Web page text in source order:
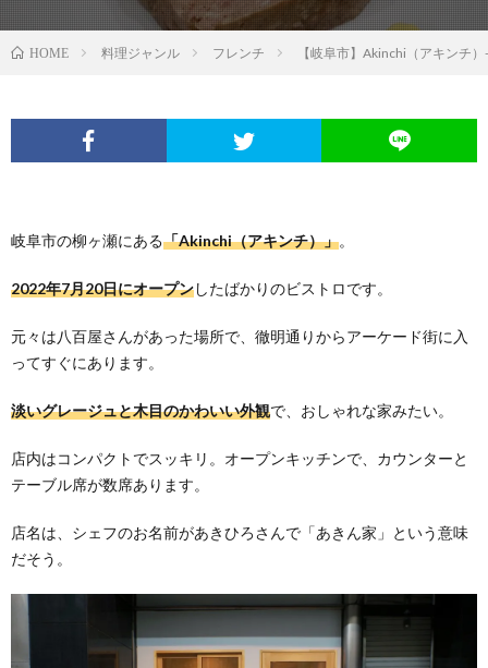
HOME 料理ジャンル フレンチ 【岐阜市】Akinchi（アキンチ
岐阜市の柳ヶ瀬にある「Akinchi（アキンチ）」。
2022年7月20日にオープンしたばかりのビストロです。
元々は八百屋さんがあった場所で、徹明通りからアーケード街に入
ってすぐにあります。
淡いグレージュと木目のかわいい外観で、おしゃれな家みたい。
店内はコンパクトでスッキリ。オープンキッチンで、カウンターと
テーブル席が数席あります。
店名は、シェフのお名前があきひろさんで「あきん家」という意味
だそう。